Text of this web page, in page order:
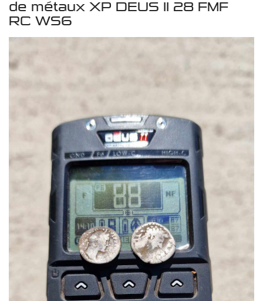
de métaux XP DEUS II 28 FMF
RC WS6